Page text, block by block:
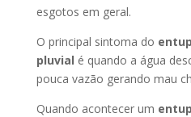
esgotos em geral.
O principal sintoma do
pluvial é quando a água
pouca vazão gerando mau
Quando acontecer um